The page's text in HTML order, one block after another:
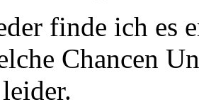
finde ich es
Chancen